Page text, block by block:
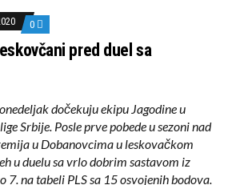
0
pred duel sa
dočekuju ekipu Jagodine u
Srbije. Posle prve pobede u sezoni nad
u Dobanovcima u leskovačkom
u duelu sa vrlo dobrim sastavom iz
7. na tabeli PLS sa 15 osvojenih bodova.